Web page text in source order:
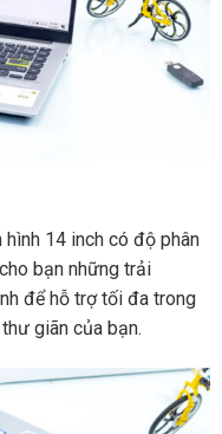
14 inch có độ phân
bạn những trải
để hỗ trợ tối đa trong
giãn của bạn.